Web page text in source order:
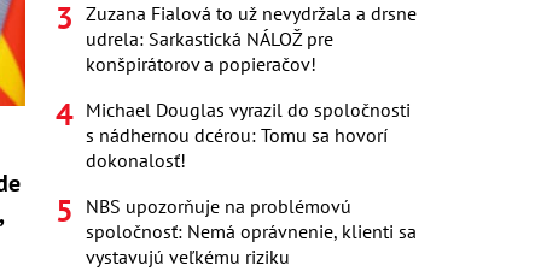
Zuzana Fialová to už nevydržala a drsne
udrela: Sarkastická NÁLOŽ pre
konšpirátorov a popieračov!
Michael Douglas vyrazil do spoločnosti
s nádhernou dcérou: Tomu sa hovorí
dokonalosť!
NBS upozorňuje na problémovú
spoločnosť: Nemá oprávnenie, klienti sa
vystavujú veľkému riziku